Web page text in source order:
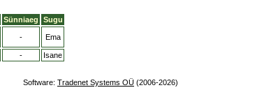
Sünniaeg Sugu
- Ema
- Isane
Software: Tradenet Systems OÜ (2006-2026)